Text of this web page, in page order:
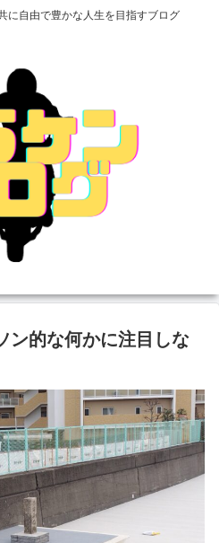
に自由で豊かな人生を目指すブログ
ン的な何かに注目しな